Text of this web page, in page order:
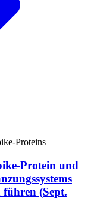
Proteins
Protein und
(Sept.